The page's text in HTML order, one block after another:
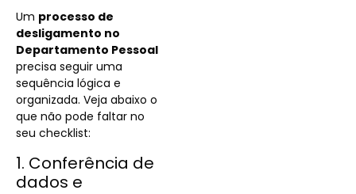
Um processo de
desligamento no
Departamento Pessoal
precisa seguir uma
sequência lógica e
organizada. Veja abaixo o
que não pode faltar no
seu checklist:
1. Conferência de
dados e